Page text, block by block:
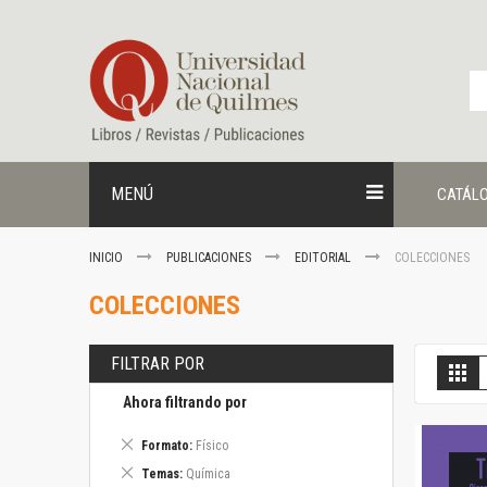
contenido
MENÚ
INICIO PUBLICACIONES EDITORIAL COLECCIONES
COLECCIONES
FILTRAR POR
Ahora filtrando por
Formato Físico
Eliminar
artículo
Temas Química
Eliminar